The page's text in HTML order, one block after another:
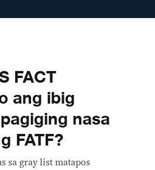
FACT
ang ibig
nasa
FATF?
sa gray list matapos